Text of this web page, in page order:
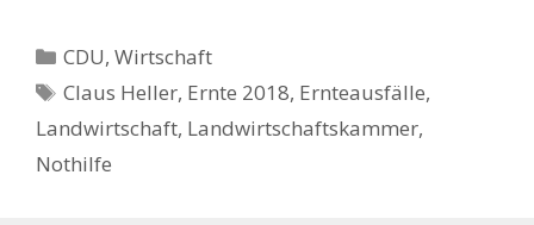
Kategorien
CDU,Wirtschaft
Schlagwörter
Claus Heller, Ernte 2018, Ernteausfälle,
Landwirtschaft, Landwirtschaftskammer,
Nothilfe